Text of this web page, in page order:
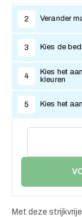
2 Verander
3 Kies de
4
Kies het
kleuren
5 Kies het
Met deze